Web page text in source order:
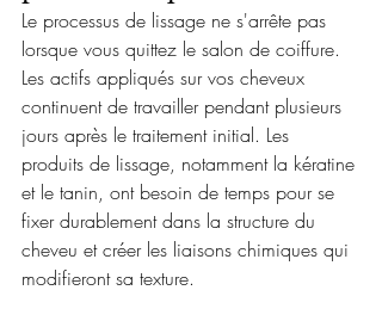
Le processus de lissage ne s'arrête pas
lorsque vous quittez le salon de coiffure.
Les actifs appliqués sur vos cheveux
continuent de travailler pendant plusieurs
jours après le traitement initial. Les
produits de lissage, notamment la kératine
et le tanin, ont besoin de temps pour se
fixer durablement dans la structure du
cheveu et créer les liaisons chimiques qui
modifieront sa texture.